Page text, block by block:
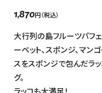
1,870円（税込）
大行列の島フルーツパフ
ーベット、スポンジ、マン
スをスポンジで包んだラッ
グ。